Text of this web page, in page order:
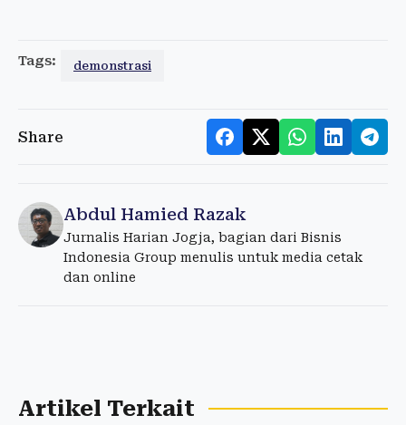
Tags: demonstrasi
Share
Abdul Hamied Razak
Jurnalis Harian Jogja, bagian dari Bisnis
Indonesia Group menulis untuk media cetak
dan online
Artikel Terkait